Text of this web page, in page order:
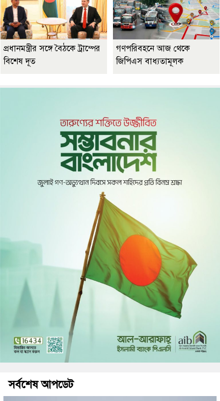
প্রধানমন্ত্রীর সঙ্গে বৈঠকে ট্রাম্পের
বিশেষ দূত
গণপরিবহনে আজ থেকে
জিপিএস বাধ্যতামূলক
সর্বশেষ আপডেট